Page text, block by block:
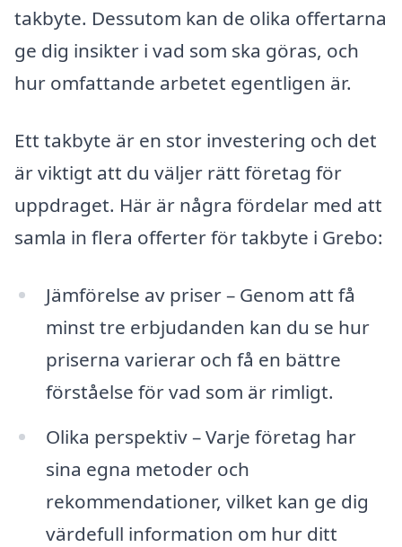
takbyte. Dessutom kan de olika offertarna
ge dig insikter i vad som ska göras, och
hur omfattande arbetet egentligen är.
Ett takbyte är en stor investering och det
är viktigt att du väljer rätt företag för
uppdraget. Här är några fördelar med att
samla in flera offerter för takbyte i Grebo:
Jämförelse av priser – Genom att få
minst tre erbjudanden kan du se hur
priserna varierar och få en bättre
förståelse för vad som är rimligt.
Olika perspektiv – Varje företag har
sina egna metoder och
rekommendationer, vilket kan ge dig
värdefull information om hur ditt